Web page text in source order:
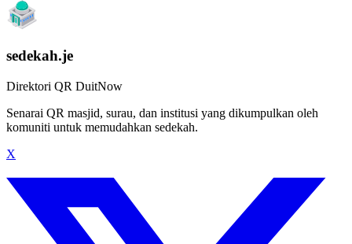
sedekah.je
Direktori QR DuitNow
Senarai QR masjid, surau, dan institusi yang dikumpulkan oleh
komuniti untuk memudahkan sedekah.
X